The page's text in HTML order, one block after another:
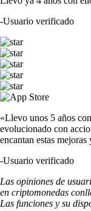
-Usuario verificado
«Llevo unos 5 años
evolucionado con
encantan estas
-Usuario verificado
Las opiniones de
en criptomonedas
Las funciones y su